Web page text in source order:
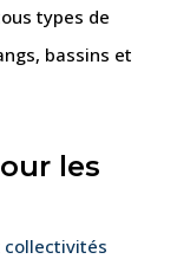
types de
bassins et
les
collectivités